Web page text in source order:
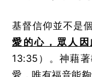
基督信仰並不是
愛的心，眾人
13:35）。神藉